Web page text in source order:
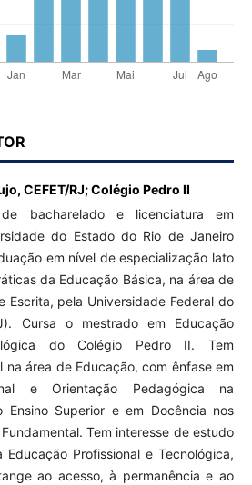
CEFET/RJ; Colégio Pedro II
bacharelado e licenciatura em
do Estado do Rio de Janeiro
em nível de especialização lato
da Educação Básica, na área de
Escrita, pela Universidade Federal do
Cursa o mestrado em Educação
do Colégio Pedro II. Tem
na área de Educação, com ênfase em
e Orientação Pedagógica na
Ensino Superior e em Docência nos
Tem interesse de estudo
Profissional e Tecnológica,
ao acesso, à permanência e ao